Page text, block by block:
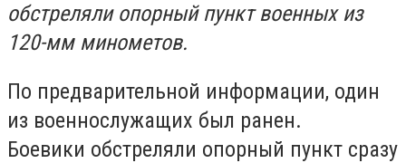
обстреляли опорный пункт военных из
120-мм минометов.
По предварительной информации, один
из военнослужащих был ранен.
Боевики обстреляли опорный пункт сразу